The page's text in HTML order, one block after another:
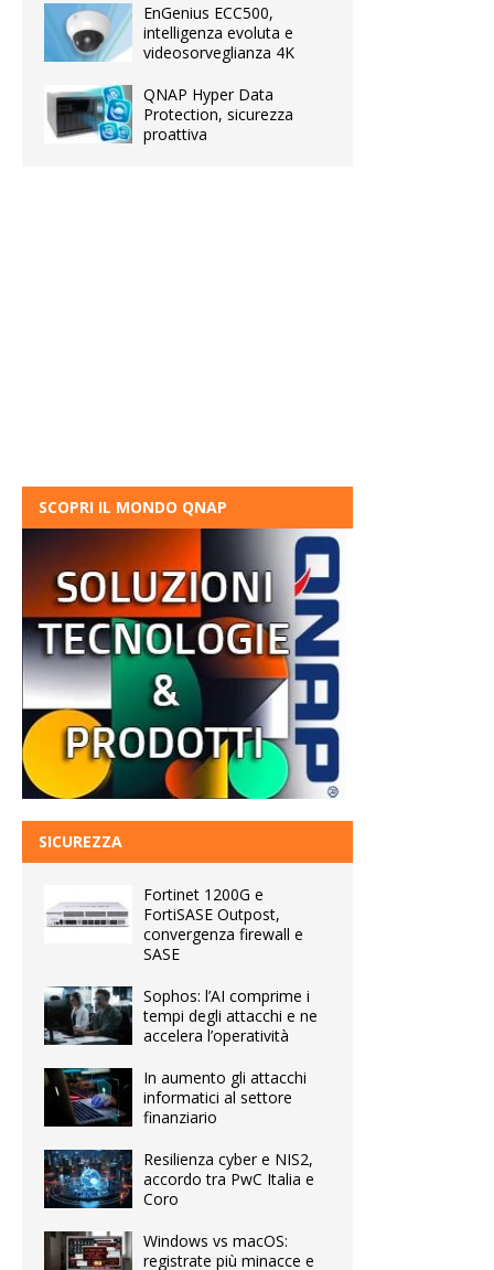
EnGenius ECC500,
intelligenza evoluta e
videosorveglianza 4K
QNAP Hyper Data
Protection, sicurezza
proattiva
SCOPRI IL MONDO QNAP
SICUREZZA
Fortinet 1200G e
FortiSASE Outpost,
convergenza firewall e
SASE
Sophos: l’AI comprime i
tempi degli attacchi e ne
accelera l’operatività
In aumento gli attacchi
informatici al settore
finanziario
Resilienza cyber e NIS2,
accordo tra PwC Italia e
Coro
Windows vs macOS:
registrate più minacce e